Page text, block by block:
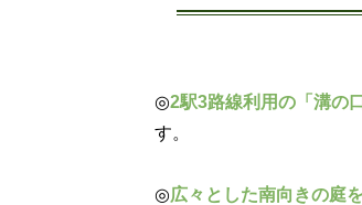
◎2駅3路線利用の「溝の
す。
◎広々とした南向きの庭